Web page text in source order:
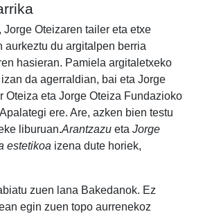
Oteizaren tailer eta etxe
aurkeztu du argitalpen berria
hasieran. Pamiela argitaletxeko
da agerraldian, bai eta Jorge
Oteiza eta Jorge Oteiza Fundazioko
ere. Are, azken bien testu
liburuan.Arantzazu eta Jorge
estetikoa izena dute horiek,
zuen lana Bakedanok. Ez
egin zuen topo aurrenekoz